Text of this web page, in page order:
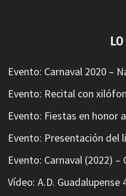
Evento: Carnaval 2020 –
Evento: Recital con
Evento: Fiestas en honor
Evento: Presentación del
Evento: Carnaval (2022) –
Vídeo: A.D.